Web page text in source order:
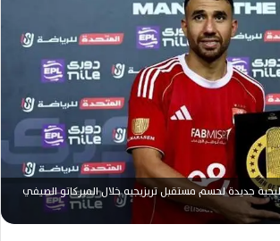
جديدة لحسم مستقبل تريزيجيه خلال الميركاتو الصيفي